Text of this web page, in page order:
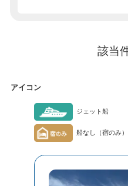
該当
アイコン
ジェット船
船なし（宿のみ）